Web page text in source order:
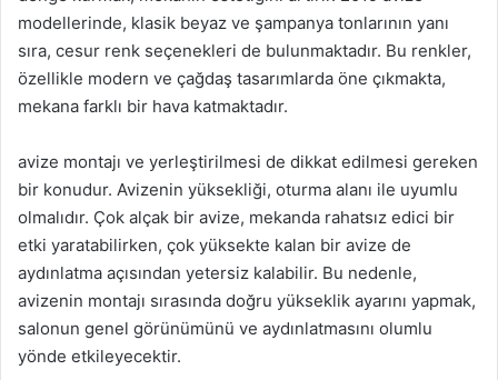
modellerinde, klasik beyaz ve şampanya tonlarının yanı
sıra, cesur renk seçenekleri de bulunmaktadır. Bu renkler,
özellikle modern ve çağdaş tasarımlarda öne çıkmakta,
mekana farklı bir hava katmaktadır.
avize montajı ve yerleştirilmesi de dikkat edilmesi gereken
bir konudur. Avizenin yüksekliği, oturma alanı ile uyumlu
olmalıdır. Çok alçak bir avize, mekanda rahatsız edici bir
etki yaratabilirken, çok yüksekte kalan bir avize de
aydınlatma açısından yetersiz kalabilir. Bu nedenle,
avizenin montajı sırasında doğru yükseklik ayarını yapmak,
salonun genel görünümünü ve aydınlatmasını olumlu
yönde etkileyecektir.